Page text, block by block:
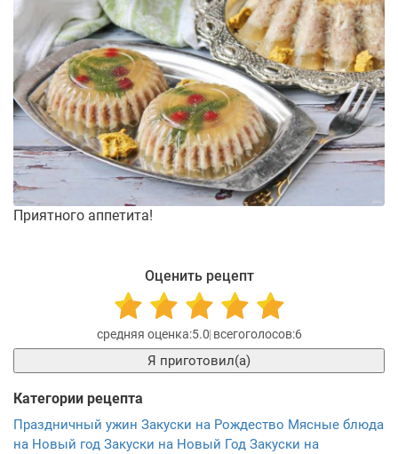
Приятного аппетита!
Оценить рецепт
5.0 6
Я приготовил(а)
Категории рецепта
Праздничный ужин Закуски на Рождество Мясные блюда
на Новый год Закуски на Новый Год Закуски на